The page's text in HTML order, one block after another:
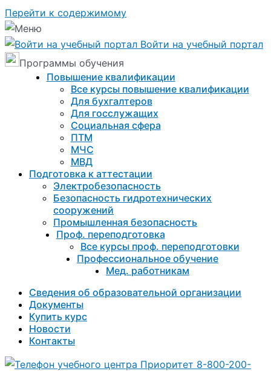
Перейти к содержимому
Войти на учебный портал
Программы обучения
Повышение квалификации
Все курсы повышение квалификации
Для бухгалтеров
Для госслужащих
Социальная сфера
ПТМ
МЧС
МВД
Подготовка к aттестации
Электробезопасность
Безопасность гидротехнических
сооружений
Промышленная безопасность
Проф. переподготовка
Все курсы проф. переподготовки
Профессиональное обучение
Мед. работникам
Сведения об образовательной организации
Документы
Купить курс
Новости
Контакты
8-800-200-